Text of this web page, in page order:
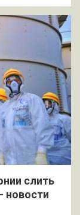
слить
новости